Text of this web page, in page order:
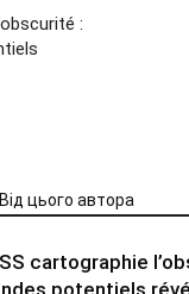
:
Від цього автора
cartographie
potentiels